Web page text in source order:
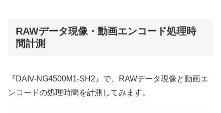
RAWデータ現像・動画エンコード処理時
間計測
『DAIV-NG4500M1-SH2』で、RAWデータ現像と動画エ
ンコードの処理時間を計測してみます。